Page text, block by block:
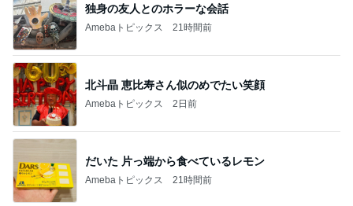
独身の友人とのホラーな会話
Amebaトピックス 21時間前
北斗晶 恵比寿さん似のめでたい笑顔
Amebaトピックス 2日前
だいた 片っ端から食べているレモン
Amebaトピックス 21時間前